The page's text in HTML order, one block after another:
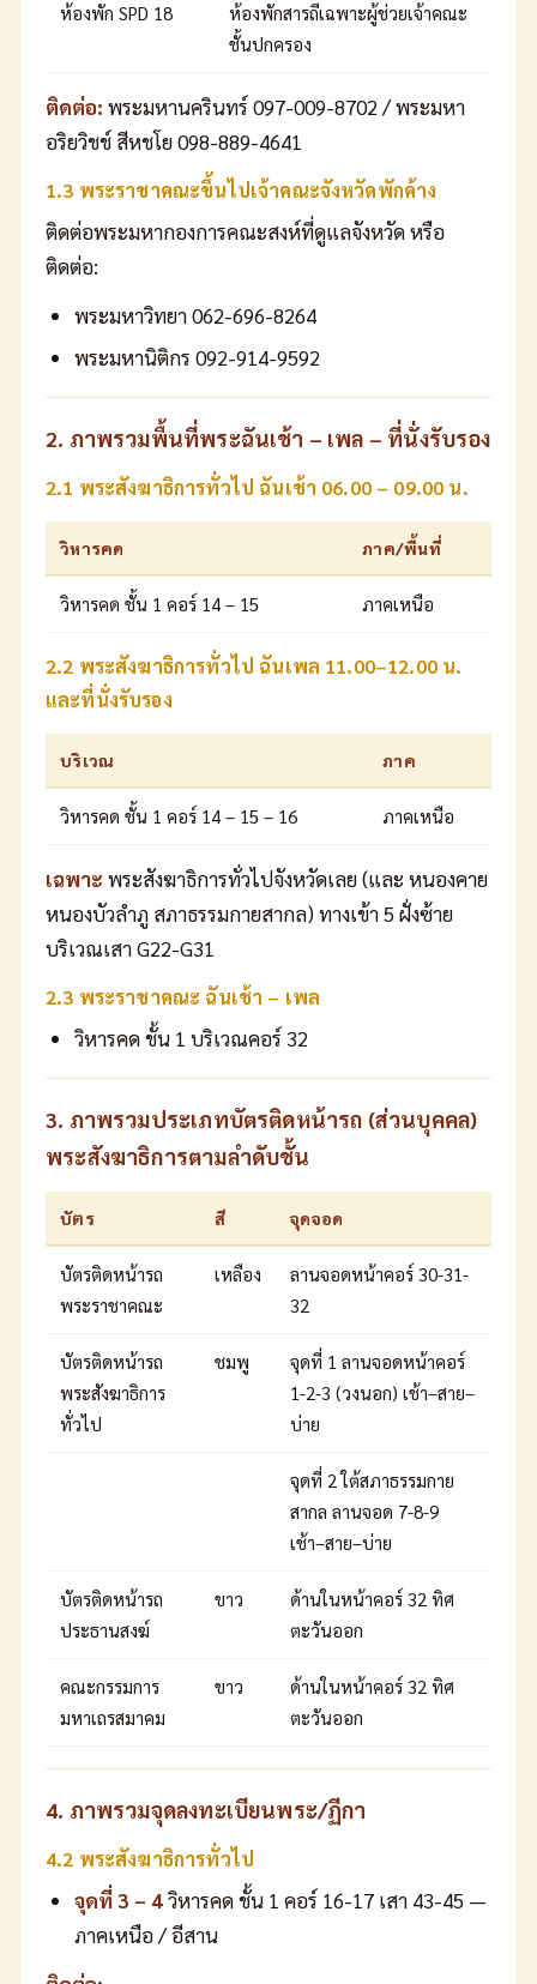
ห้องพัก SPD 18
ห้องพักสารถีเฉพาะผู้ช่วยเจ้าคณะ
ชั้นปกครอง
ติดต่อ: พระมหานครินทร์ 097-009-8702 / พระมหา
อริยวิชช์ สีหชโย 098-889-4641
1.3 พระราชาคณะขึ้นไปเจ้าคณะจังหวัดพักค้าง
ติดต่อพระมหากองการคณะสงห์ที่ดูแลจังหวัด หรือ
ติดต่อ:
พระมหาวิทยา 062-696-8264
พระมหานิติกร 092-914-9592
2. ภาพรวมพื้นที่พระฉันเช้า – เพล – ที่นั่งรับรอง
2.1 พระสังฆาธิการทั่วไป ฉันเช้า 06.00 – 09.00 น.
วิหารคด ภาค/พื้นที่
วิหารคด ชั้น 1 คอร์ 14 – 15 ภาคเหนือ
2.2 พระสังฆาธิการทั่วไป ฉันเพล 11.00–12.00 น.
และที่นั่งรับรอง
บริเวณ ภาค
วิหารคด ชั้น 1 คอร์ 14 – 15 – 16 ภาคเหนือ
เฉพาะ พระสังฆาธิการทั่วไปจังหวัดเลย (และ หนองคาย
หนองบัวลำภู สภาธรรมกายสากล) ทางเข้า 5 ฝั่งซ้าย
บริเวณเสา G22-G31
2.3 พระราชาคณะ ฉันเช้า – เพล
วิหารคด ชั้น 1 บริเวณคอร์ 32
3. ภาพรวมประเภทบัตรติดหน้ารถ (ส่วนบุคคล)
พระสังฆาธิการตามลำดับชั้น
บัตร สี จุดจอด
บัตรติดหน้ารถ
พระราชาคณะ
เหลือง
ลานจอดหน้าคอร์ 30-31-
32
บัตรติดหน้ารถ
พระสังฆาธิการ
ทั่วไป
ชมพู
จุดที่ 1 ลานจอดหน้าคอร์
1-2-3 (วงนอก) เช้า–สาย–
บ่าย
จุดที่ 2 ใต้สภาธรรมกาย
สากล ลานจอด 7-8-9
เช้า–สาย–บ่าย
บัตรติดหน้ารถ
ประธานสงฆ์
ขาว
ด้านในหน้าคอร์ 32 ทิศ
ตะวันออก
คณะกรรมการ
มหาเถรสมาคม
ขาว
ด้านในหน้าคอร์ 32 ทิศ
ตะวันออก
4. ภาพรวมจุดลงทะเบียนพระ/ฏีกา
4.2 พระสังฆาธิการทั่วไป
จุดที่ 3 – 4วิหารคด ชั้น 1 คอร์ 16-17 เสา 43-45 —
ภาคเหนือ / อีสาน